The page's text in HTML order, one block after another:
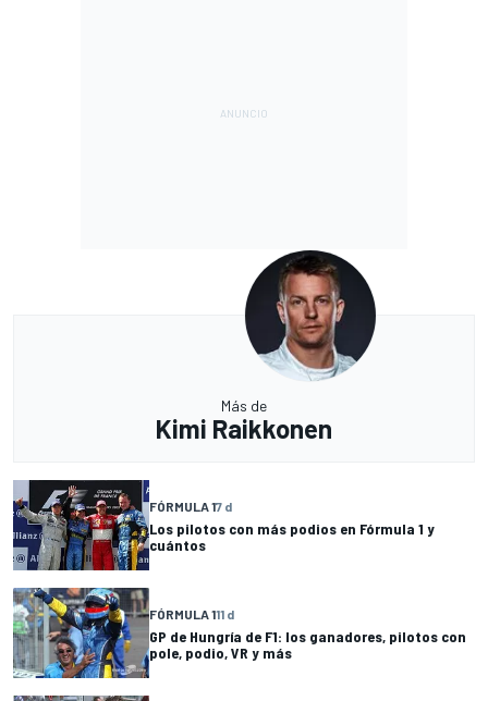
Más de
Kimi Raikkonen
FÓRMULA 17 d
Los pilotos con más podios en Fórmula 1 y
cuántos
FÓRMULA 111 d
GP de Hungría de F1: los ganadores, pilotos con
pole, podio, VR y más